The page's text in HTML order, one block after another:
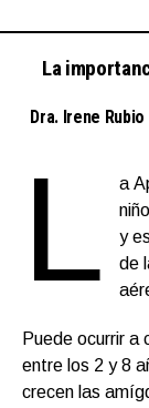
La
Dra. Irene
L
a
y
de
Puede ocurrir a
entre los 2 y 8
crecen las